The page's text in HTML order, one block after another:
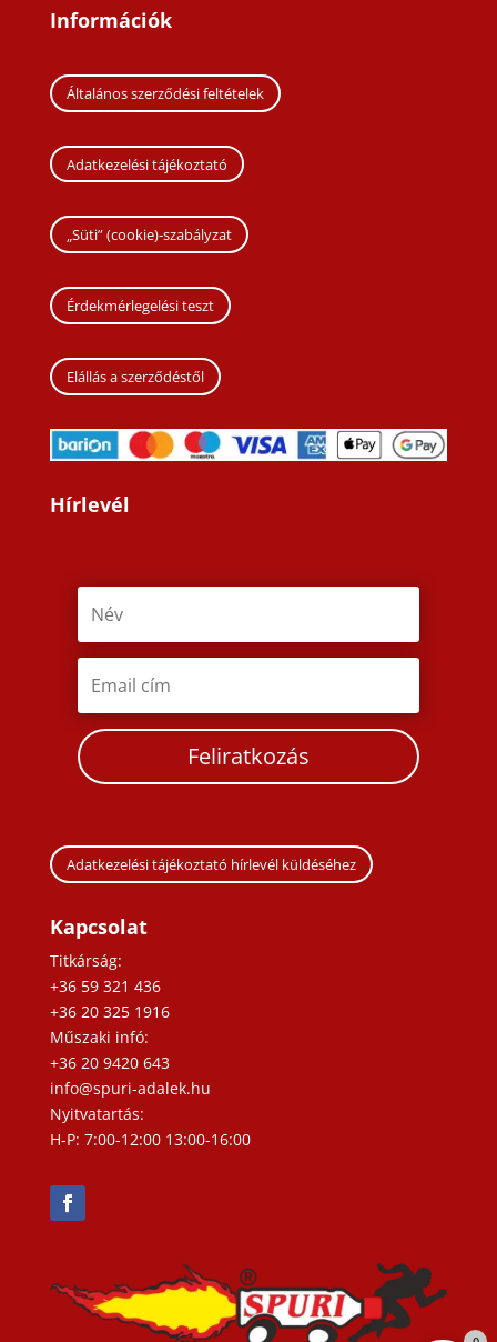
Információk
Általános szerződési feltételek
Adatkezelési tájékoztató
„Süti” (cookie)-szabályzat
Érdekmérlegelési teszt
Elállás a szerződéstől
Hírlevél
Feliratkozás
Adatkezelési tájékoztató hírlevél küldéséhez
Kapcsolat
Titkárság:
+36 59 321 436
+36 20 325 1916
Műszaki infó:
+36 20 9420 643
info@spuri-adalek.hu
Nyitvatartás:
H-P: 7:00-12:00 13:00-16:00